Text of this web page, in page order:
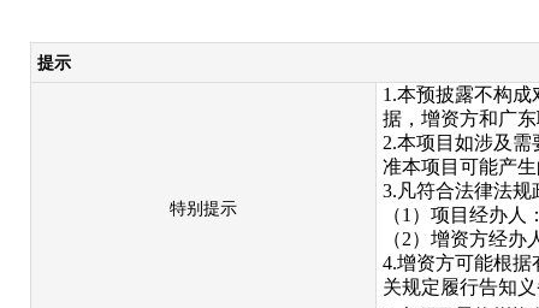
提示
特别提示
1.本预披露不构
据，增资方和广
2.本项目如涉及
准本项目可能产
3.凡符合法律法
（1）项目经办人
（2）增资方经
4.增资方可能根
关规定履行告知